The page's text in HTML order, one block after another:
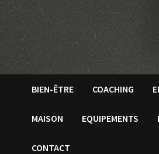
BIEN-ÊTRE COACHING
MAISON EQUIPEMENTS
CONTACT